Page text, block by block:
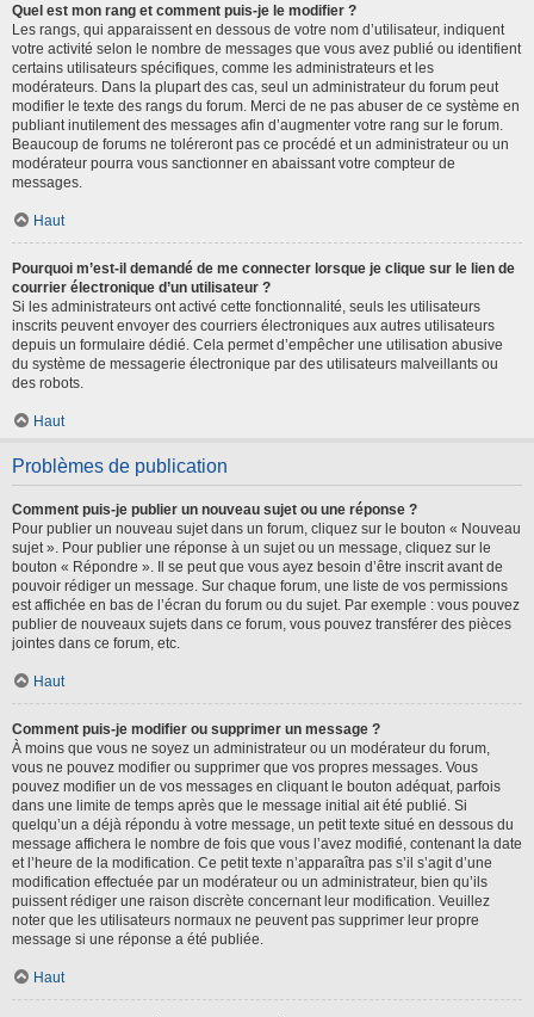
Quel est mon rang et comment puis-je le modifier ?
Les rangs, qui apparaissent en dessous de votre nom d’utilisateur, indiquent
votre activité selon le nombre de messages que vous avez publié ou identifient
certains utilisateurs spécifiques, comme les administrateurs et les
modérateurs. Dans la plupart des cas, seul un administrateur du forum peut
modifier le texte des rangs du forum. Merci de ne pas abuser de ce système en
publiant inutilement des messages afin d’augmenter votre rang sur le forum.
Beaucoup de forums ne toléreront pas ce procédé et un administrateur ou un
modérateur pourra vous sanctionner en abaissant votre compteur de
messages.
Haut
Pourquoi m’est-il demandé de me connecter lorsque je clique sur le lien de
courrier électronique d’un utilisateur ?
Si les administrateurs ont activé cette fonctionnalité, seuls les utilisateurs
inscrits peuvent envoyer des courriers électroniques aux autres utilisateurs
depuis un formulaire dédié. Cela permet d’empêcher une utilisation abusive
du système de messagerie électronique par des utilisateurs malveillants ou
des robots.
Haut
Problèmes de publication
Comment puis-je publier un nouveau sujet ou une réponse ?
Pour publier un nouveau sujet dans un forum, cliquez sur le bouton « Nouveau
sujet ». Pour publier une réponse à un sujet ou un message, cliquez sur le
bouton « Répondre ». Il se peut que vous ayez besoin d’être inscrit avant de
pouvoir rédiger un message. Sur chaque forum, une liste de vos permissions
est affichée en bas de l’écran du forum ou du sujet. Par exemple : vous pouvez
publier de nouveaux sujets dans ce forum, vous pouvez transférer des pièces
jointes dans ce forum, etc.
Haut
Comment puis-je modifier ou supprimer un message ?
À moins que vous ne soyez un administrateur ou un modérateur du forum,
vous ne pouvez modifier ou supprimer que vos propres messages. Vous
pouvez modifier un de vos messages en cliquant le bouton adéquat, parfois
dans une limite de temps après que le message initial ait été publié. Si
quelqu’un a déjà répondu à votre message, un petit texte situé en dessous du
message affichera le nombre de fois que vous l’avez modifié, contenant la date
et l’heure de la modification. Ce petit texte n’apparaîtra pas s’il s’agit d’une
modification effectuée par un modérateur ou un administrateur, bien qu’ils
puissent rédiger une raison discrète concernant leur modification. Veuillez
noter que les utilisateurs normaux ne peuvent pas supprimer leur propre
message si une réponse a été publiée.
Haut